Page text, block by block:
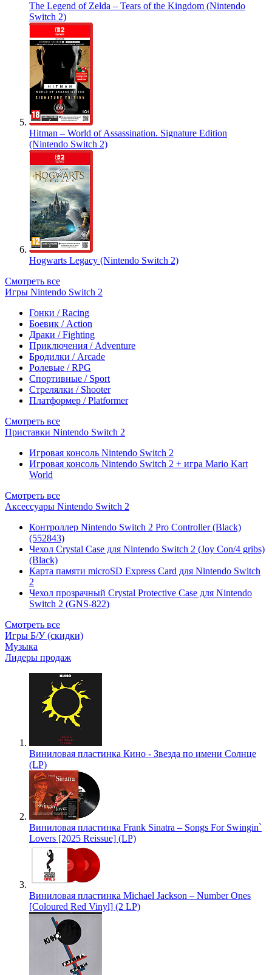
The Legend of Zelda – Tears of the Kingdom (Nintendo
Switch 2)
Hitman – World of Assassination. Signature Edition
(Nintendo Switch 2)
Hogwarts Legacy (Nintendo Switch 2)
Смотреть все
Игры Nintendo Switch 2
Гонки / Racing
Боевик / Action
Драки / Fighting
Приключения / Adventure
Бродилки / Arcade
Ролевые / RPG
Спортивные / Sport
Стрелялки / Shooter
Платформер / Platformer
Смотреть все
Приставки Nintendo Switch 2
Игровая консоль Nintendo Switch 2
Игровая консоль Nintendo Switch 2 + игра Mario Kart
World
Смотреть все
Аксессуары Nintendo Switch 2
Контроллер Nintendo Switch 2 Pro Controller (Black)
(552843)
Чехол Сrystal Сase для Nintendo Switch 2 (Joy Con/4 gribs)
(Black)
Карта памяти microSD Express Card для Nintendo Switch
2
Чехол прозрачный Crystal Protective Case для Nintendo
Switch 2 (GNS-822)
Смотреть все
Игры Б/У (скидки)
Музыка
Лидеры продаж
Виниловая пластинка Кино - Звезда по имени Солнце
(LP)
Виниловая пластинка Frank Sinatra – Songs For Swingin`
Lovers [2025 Reissue] (LP)
Виниловая пластинка Michael Jackson – Number Ones
[Coloured Red Vinyl] (2 LP)